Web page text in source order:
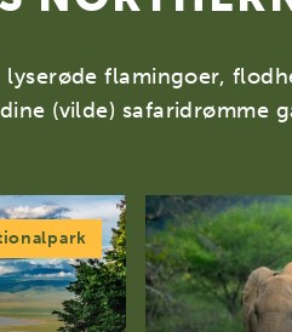
flamingoer,
(vilde) safaridrømme